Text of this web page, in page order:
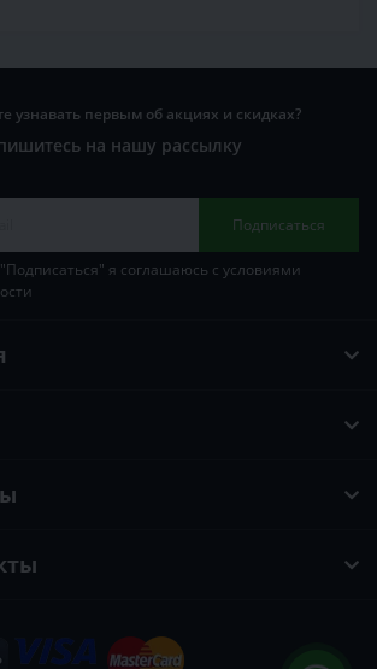
узнавать первым об акциях и скидках?
на нашу рассылку
Подписаться
я соглашаюсь с условиями